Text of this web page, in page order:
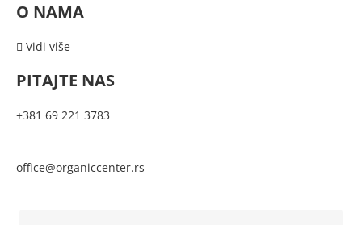
O NAMA
Vidi više
PITAJTE NAS
+381 69 221 3783
office@organiccenter.rs